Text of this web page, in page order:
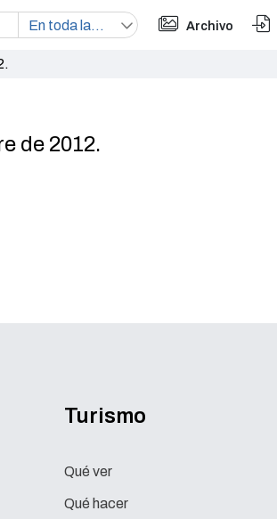
Archivo
de 2012.
Turismo
Qué ver
Qué hacer